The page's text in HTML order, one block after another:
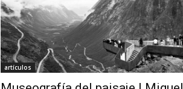
artículos